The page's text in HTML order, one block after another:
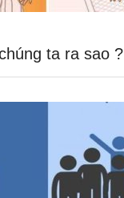
ta ra sao ?